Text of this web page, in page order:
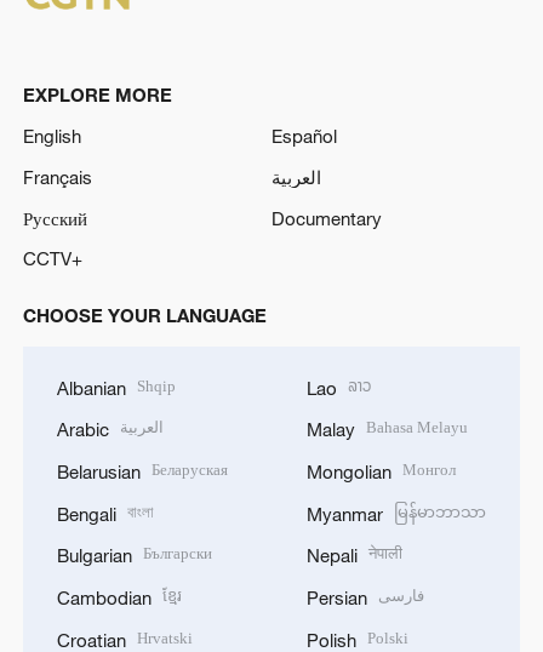
EXPLORE MORE
English
Español
Français
العربية
Русский
Documentary
CCTV+
CHOOSE YOUR LANGUAGE
Albanian Shqip
Arabic العربية
Belarusian Беларуская
Bengali বাংলা
Bulgarian Български
Cambodian ខ្មែរ
Croatian Hrvatski
Lao ລາວ
Malay Bahasa Melayu
Mongolian Монгол
Myanmar မြန်မာဘာသာ
Nepali नेपाली
Persian فارسی
Polish Polski